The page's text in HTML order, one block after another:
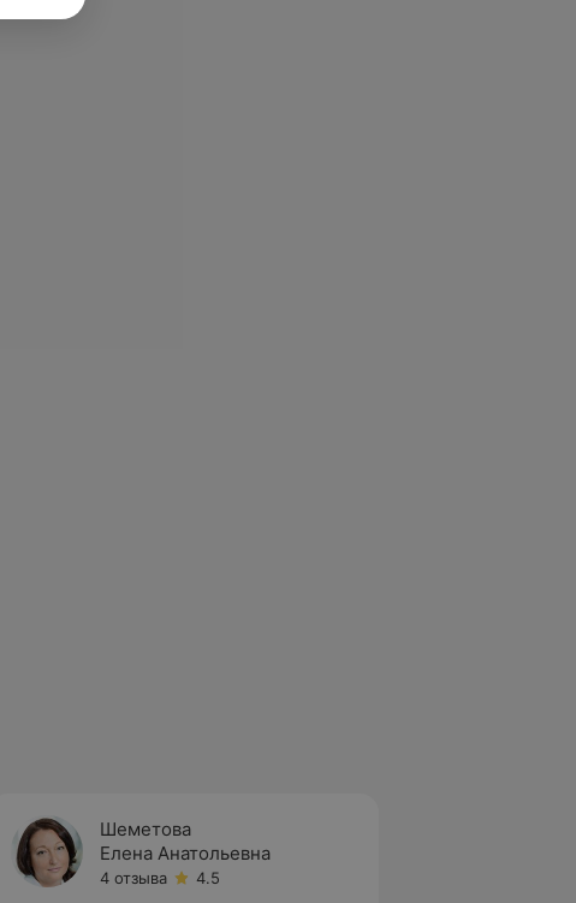
Шеметова
Елена Анатольевна
4 отзыва
4.5